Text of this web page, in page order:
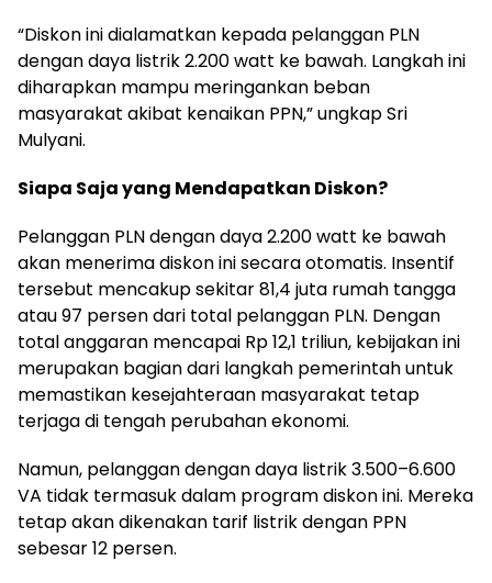
“Diskon ini dialamatkan kepada pelanggan PLN
dengan daya listrik 2.200 watt ke bawah. Langkah ini
diharapkan mampu meringankan beban
masyarakat akibat kenaikan PPN,” ungkap Sri
Mulyani.
Siapa Saja yang Mendapatkan Diskon?
Pelanggan PLN dengan daya 2.200 watt ke bawah
akan menerima diskon ini secara otomatis. Insentif
tersebut mencakup sekitar 81,4 juta rumah tangga
atau 97 persen dari total pelanggan PLN. Dengan
total anggaran mencapai Rp 12,1 triliun, kebijakan ini
merupakan bagian dari langkah pemerintah untuk
memastikan kesejahteraan masyarakat tetap
terjaga di tengah perubahan ekonomi.
Namun, pelanggan dengan daya listrik 3.500–6.600
VA tidak termasuk dalam program diskon ini. Mereka
tetap akan dikenakan tarif listrik dengan PPN
sebesar 12 persen.